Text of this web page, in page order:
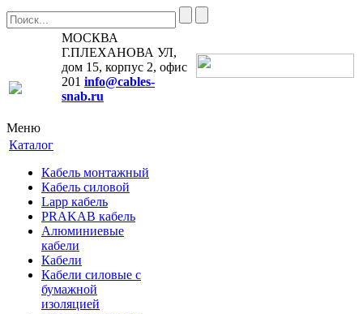
МОСКВА
Г.ПЛЕХАНОВА УЛ,
дом 15, корпус 2, офис
201 info@cables-
snab.ru
Меню
Каталог
Кабель монтажный
Кабель силовой
Lapp кабель
PRAKAB кабель
Алюминиевые
кабели
Кабели
Кабели силовые с
бумажной
изоляцией